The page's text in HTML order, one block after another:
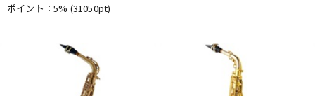
ポイント：5% (31050pt)